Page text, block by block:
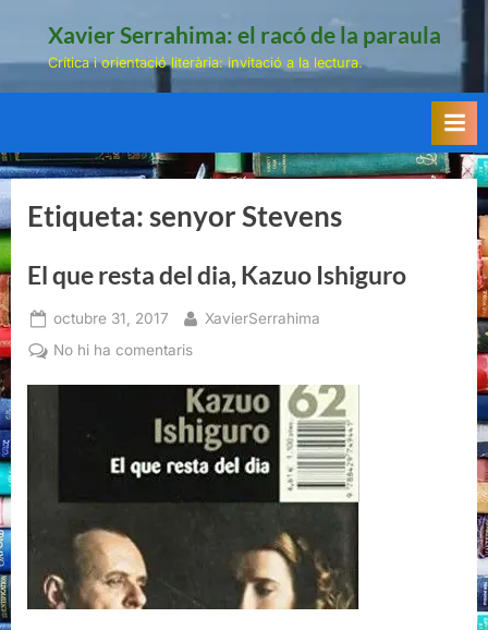
Xavier Serrahima: el racó de la paraula
Crítica i orientació literària: invitació a la lectura.
Etiqueta:senyor Stevens
El que resta del dia, Kazuo Ishiguro
Posted
on
octubre 31, 2017 By
XavierSerrahima
No hi ha comentarisa
que
resta
del
dia,
Kazuo